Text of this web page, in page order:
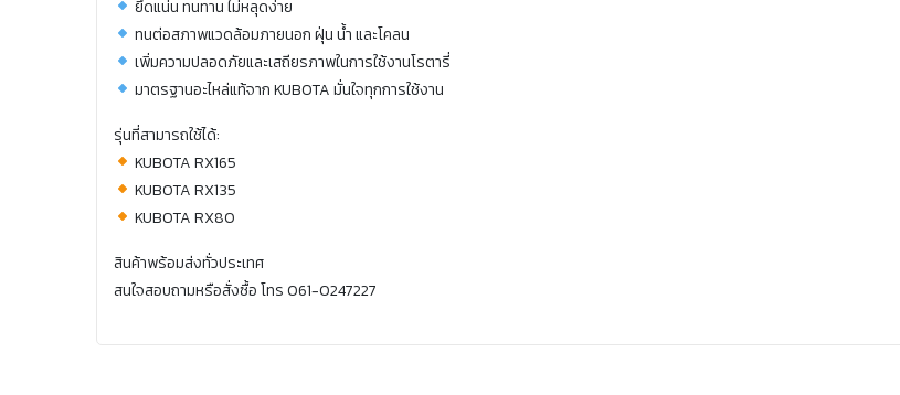
ยึดแน่น ทนทาน ไม่หลุดง่าย
ทนต่อสภาพแวดล้อมภายนอก ฝุ่น น้ำ และโคลน
เพิ่มความปลอดภัยและเสถียรภาพในการใช้งานโรตารี่
มาตรฐานอะไหล่แท้จาก KUBOTA มั่นใจทุกการใช้งาน
รุ่นที่สามารถใช้ได้:
KUBOTA RX165
KUBOTA RX135
KUBOTA RX80
สินค้าพร้อมส่งทั่วประเทศ
สนใจสอบถามหรือสั่งซื้อ โทร 061-0247227